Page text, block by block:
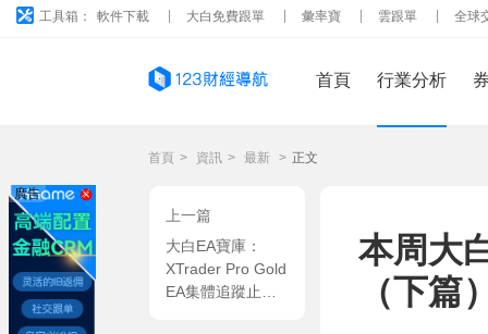
工具箱： 軟件下載 大白免費跟單 彙率寶 雲跟單 全球
首頁 行業分析
首頁 > 資訊 > 最新 > 正文
上一篇
大白EA寶庫：
XTrader Pro Gold
EA集體追蹤止
本周大
（下篇
廣告